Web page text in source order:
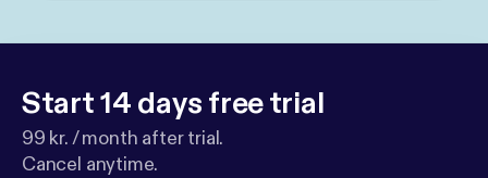
Start 14 days free trial
99 kr. / month after trial.
Cancel anytime.